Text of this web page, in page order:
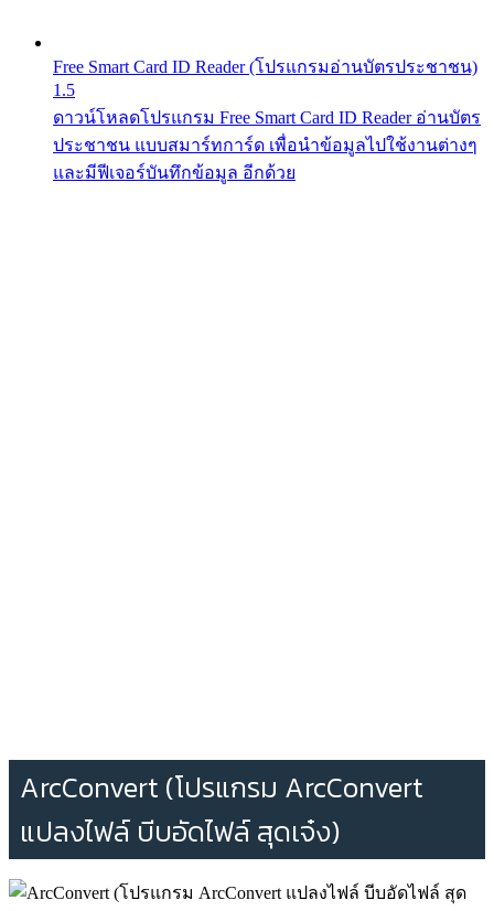
Free Smart Card ID Reader (โปรแกรมอ่านบัตรประชาชน)
1.5
ดาวน์โหลดโปรแกรม Free Smart Card ID Reader อ่านบัตร
ประชาชน แบบสมาร์ทการ์ด เพื่อนำข้อมูลไปใช้งานต่างๆ
และมีฟีเจอร์บันทึกข้อมูล อีกด้วย
ArcConvert (โปรแกรม ArcConvert
แปลงไฟล์ บีบอัดไฟล์ สุดเจ๋ง)